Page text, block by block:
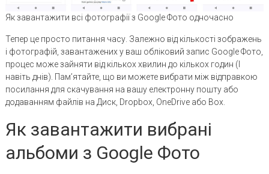
Як завантажити всі фотографії з Google Фото одночасно
Тепер це просто питання часу. Залежно від кількості зображень
і фотографій, завантажених у ваш обліковий запис Google Фото,
процес може зайняти від кількох хвилин до кількох годин (І
навіть днів). Пам’ятайте, що ви можете вибрати між відправкою
посилання для скачування на вашу електронну пошту або
додаванням файлів на Диск, Dropbox, OneDrive або Box.
Як завантажити вибрані
альбоми з Google Фото